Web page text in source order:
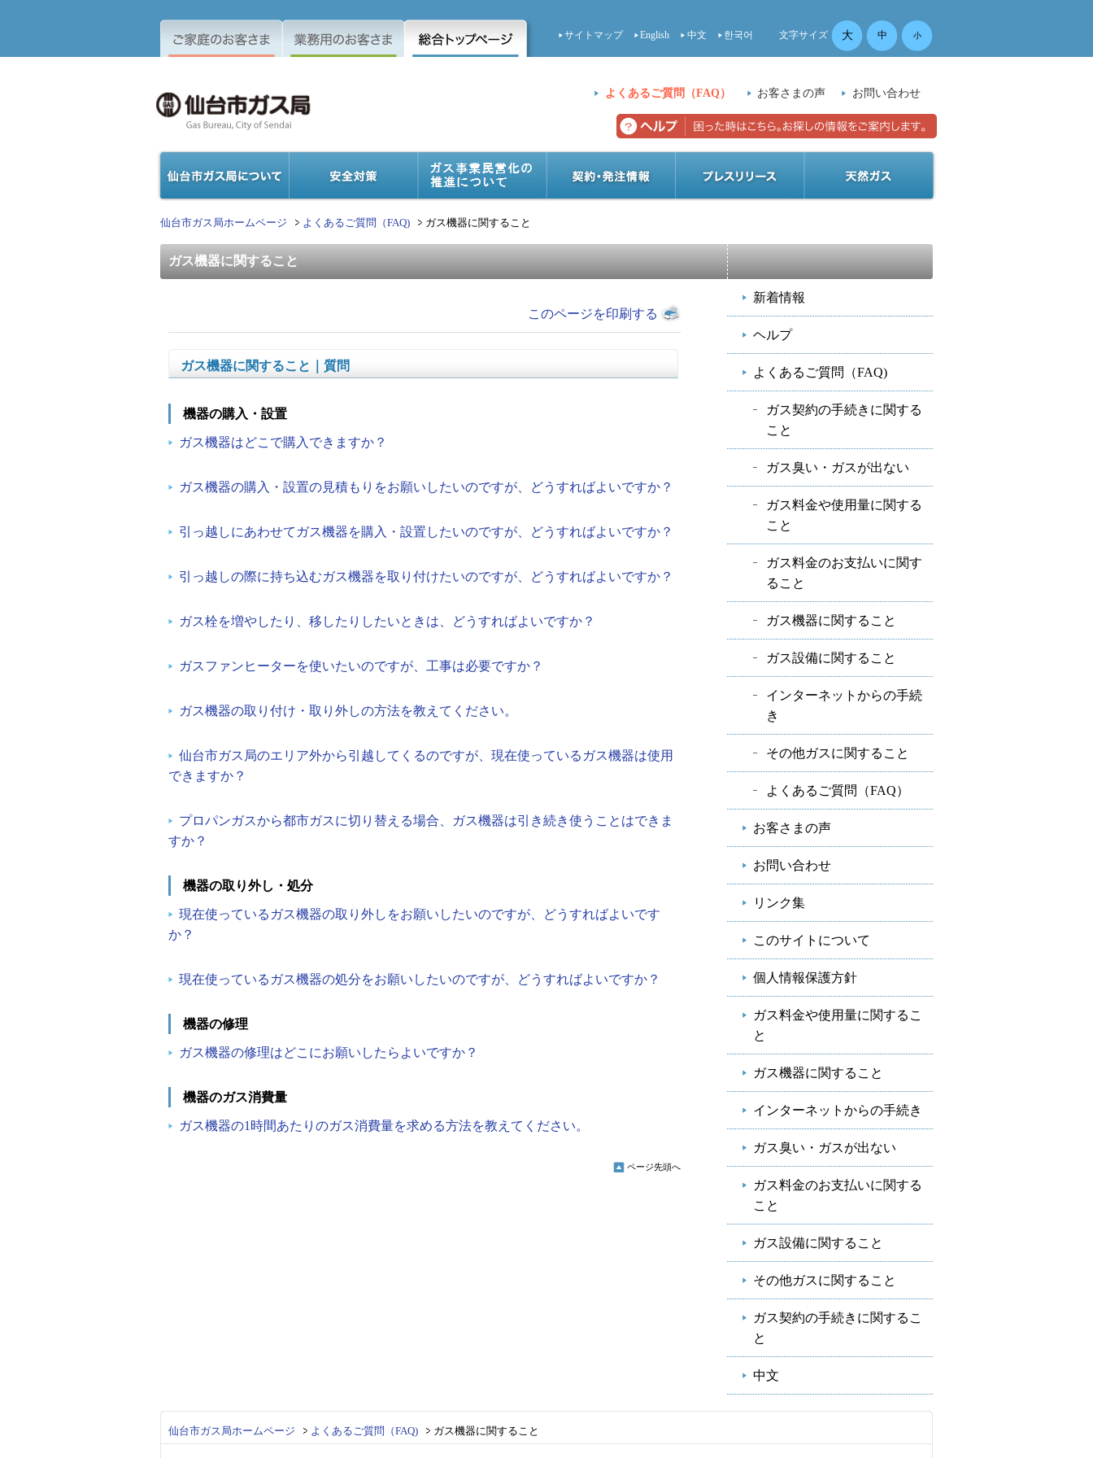
サイトマップ English 中文 한국어 文字サイズ 大 中 小
お問い合わせ
お客さまの声
よくあるご質問（FAQ）
仙台市ガス局ホームページ よくあるご質問（FAQ) ガス機器に関すること
ガス機器に関すること
このページを印刷する
ガス機器に関すること｜質問
機器の購入・設置
ガス機器はどこで購入できますか？
ガス機器の購入・設置の見積もりをお願いしたいのですが、どうすればよいですか？
引っ越しにあわせてガス機器を購入・設置したいのですが、どうすればよいですか？
引っ越しの際に持ち込むガス機器を取り付けたいのですが、どうすればよいですか？
ガス栓を増やしたり、移したりしたいときは、どうすればよいですか？
ガスファンヒーターを使いたいのですが、工事は必要ですか？
ガス機器の取り付け・取り外しの方法を教えてください。
仙台市ガス局のエリア外から引越してくるのですが、現在使っているガス機器は使用
できますか？
プロパンガスから都市ガスに切り替える場合、ガス機器は引き続き使うことはできま
すか？
機器の取り外し・処分
現在使っているガス機器の取り外しをお願いしたいのですが、どうすればよいです
か？
現在使っているガス機器の処分をお願いしたいのですが、どうすればよいですか？
機器の修理
ガス機器の修理はどこにお願いしたらよいですか？
機器のガス消費量
ガス機器の1時間あたりのガス消費量を求める方法を教えてください。
ページ先頭へ
新着情報
ヘルプ
よくあるご質問（FAQ)
ガス契約の手続きに関する
こと
ガス臭い・ガスが出ない
ガス料金や使用量に関する
こと
ガス料金のお支払いに関す
ること
ガス機器に関すること
ガス設備に関すること
インターネットからの手続
き
その他ガスに関すること
よくあるご質問（FAQ）
お客さまの声
お問い合わせ
リンク集
このサイトについて
個人情報保護方針
ガス料金や使用量に関するこ
と
ガス機器に関すること
インターネットからの手続き
ガス臭い・ガスが出ない
ガス料金のお支払いに関する
こと
ガス設備に関すること
その他ガスに関すること
ガス契約の手続きに関するこ
と
中文
仙台市ガス局ホームページ よくあるご質問（FAQ) ガス機器に関すること